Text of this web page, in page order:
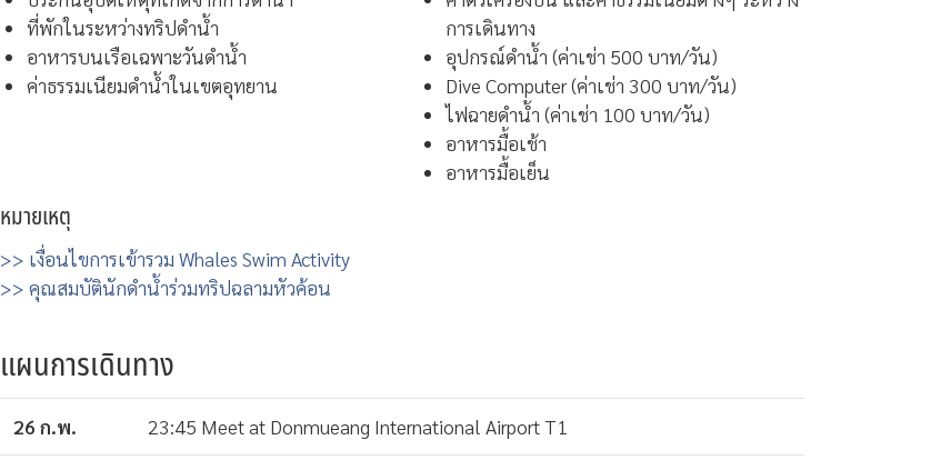
ที่พักในระหว่างทริปดำน้ำ
อาหารบนเรือเฉพาะวันดำน้ำ
ค่าธรรมเนียมดำน้ำในเขตอุทยาน
การเดินทาง
อุปกรณ์ดำน้ำ (ค่าเช่า 500 บาท/วัน)
Dive Computer (ค่าเช่า 300 บาท/วัน)
ไฟฉายดำน้ำ (ค่าเช่า 100 บาท/วัน)
อาหารมื้อเช้า
อาหารมื้อเย็น
หมายเหตุ
>> เงื่อนไขการเข้ารวม Whales Swim Activity
>> คุณสมบัตินักดำน้ำร่วมทริปฉลามหัวค้อน
แผนการเดินทาง
26 ก.พ. 23:45 Meet at Donmueang International Airport T1